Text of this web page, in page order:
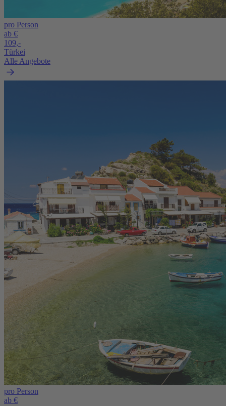
pro Person
ab €
109,-
Türkei
Alle Angebote
pro Person
ab €